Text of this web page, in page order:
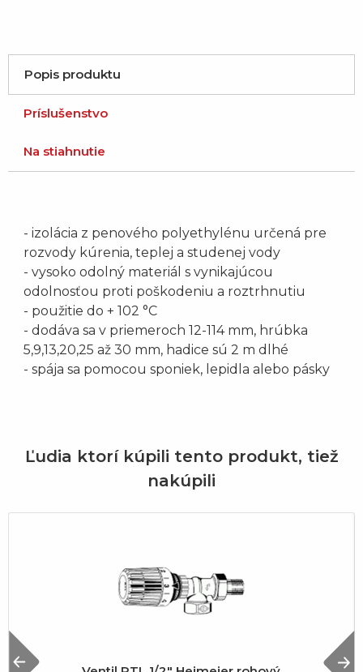
Popis produktu
Príslušenstvo
Na stiahnutie
- izolácia z penového polyethylénu určená pre
rozvody kúrenia, teplej a studenej vody
- vysoko odolný materiál s vynikajúcou
odolnosťou proti poškodeniu a roztrhnutiu
- použitie do + 102 °C
- dodáva sa v priemeroch 12-114 mm, hrúbka
5,9,13,20,25 až 30 mm, hadice sú 2 m dlhé
- spája sa pomocou sponiek, lepidla alebo pásky
Ľudia ktorí kúpili tento produkt, tiež
nakúpili